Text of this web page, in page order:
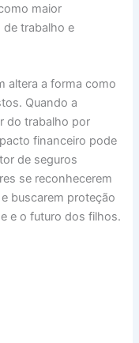
maior
de trabalho e
altera a forma como
Quando a
do trabalho por
financeiro pode
de seguros
se reconhecerem
buscarem proteção
e o futuro dos filhos.